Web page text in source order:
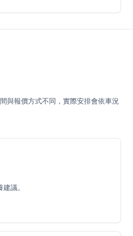
與報價方式不同，實際安排會依車況
議。